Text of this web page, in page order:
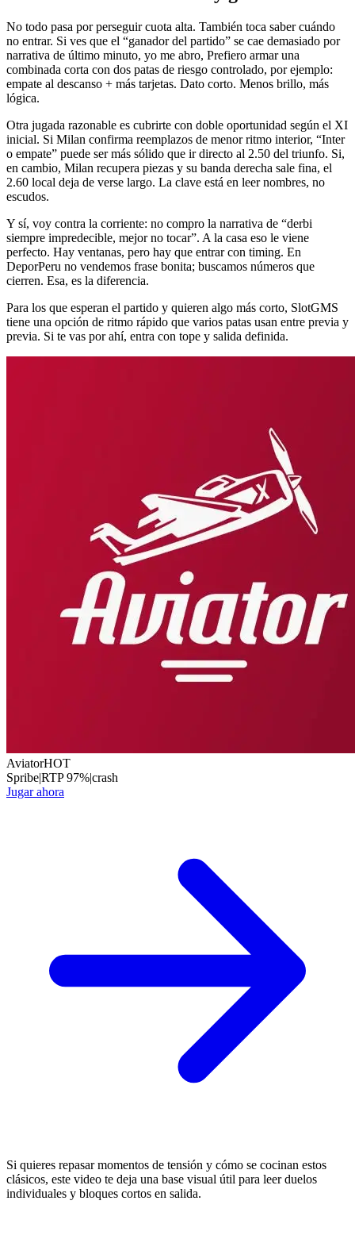
No todo pasa por perseguir cuota alta. También toca saber cuándo
no entrar. Si ves que el “ganador del partido” se cae demasiado por
narrativa de último minuto, yo me abro, Prefiero armar una
combinada corta con dos patas de riesgo controlado, por ejemplo:
empate al descanso + más tarjetas. Dato corto. Menos brillo, más
lógica.
Otra jugada razonable es cubrirte con doble oportunidad según el XI
inicial. Si Milan confirma reemplazos de menor ritmo interior, “Inter
o empate” puede ser más sólido que ir directo al 2.50 del triunfo. Si,
en cambio, Milan recupera piezas y su banda derecha sale fina, el
2.60 local deja de verse largo. La clave está en leer nombres, no
escudos.
Y sí, voy contra la corriente: no compro la narrativa de “derbi
siempre impredecible, mejor no tocar”. A la casa eso le viene
perfecto. Hay ventanas, pero hay que entrar con timing. En
DeporPeru no vendemos frase bonita; buscamos números que
cierren. Esa, es la diferencia.
Para los que esperan el partido y quieren algo más corto, SlotGMS
tiene una opción de ritmo rápido que varios patas usan entre previa y
previa. Si te vas por ahí, entra con tope y salida definida.
AviatorHOT
Spribe|RTP97%|crash
Jugar ahora
Si quieres repasar momentos de tensión y cómo se cocinan estos
clásicos, este video te deja una base visual útil para leer duelos
individuales y bloques cortos en salida.